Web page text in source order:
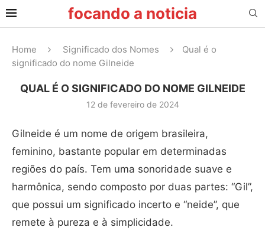
focando a noticia
Home Significado dos Nomes
Qual é o
significado do nome Gilneide
QUAL É O SIGNIFICADO DO NOME GILNEIDE
12 de fevereiro de 2024
Gilneide é um nome de origem brasileira,
feminino, bastante popular em determinadas
regiões do país. Tem uma sonoridade suave e
harmônica, sendo composto por duas partes: “Gil”,
que possui um significado incerto e “neide”, que
remete à pureza e à simplicidade.